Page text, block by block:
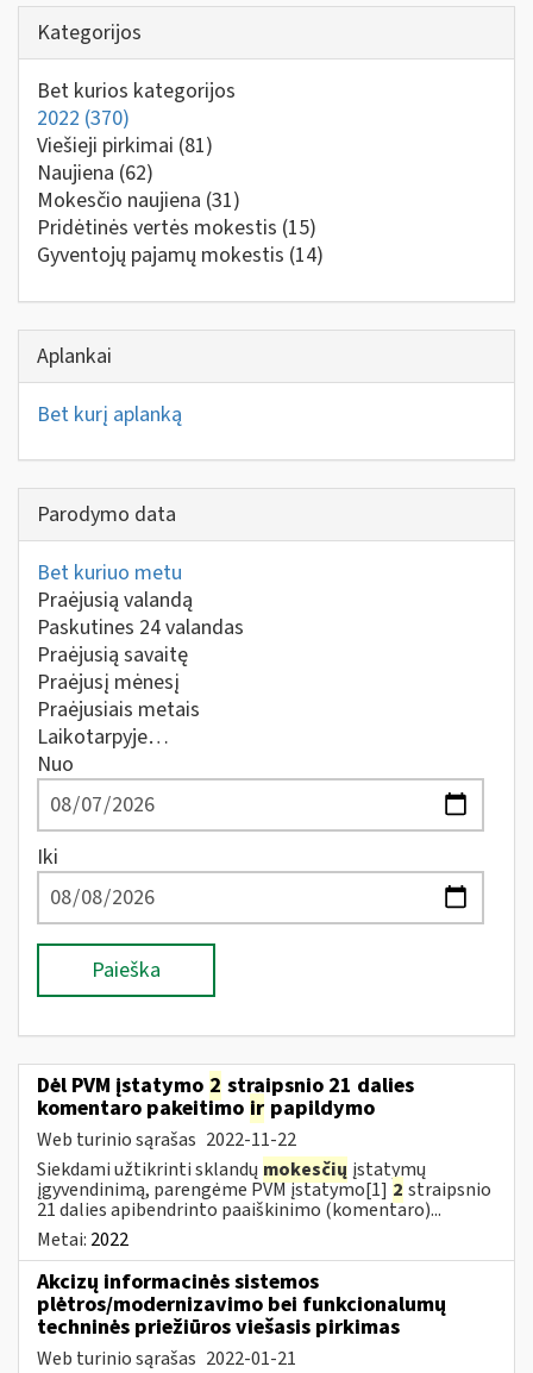
Kategorijos
Bet kurios kategorijos
2022 (370)
Viešieji pirkimai (81)
Naujiena (62)
Mokesčio naujiena (31)
Pridėtinės vertės mokestis (15)
Gyventojų pajamų mokestis (14)
Aplankai
Bet kurį aplanką
Parodymo data
Bet kuriuo metu
Praėjusią valandą
Paskutines 24 valandas
Praėjusią savaitę
Praėjusį mėnesį
Praėjusiais metais
Laikotarpyje…
Nuo
Iki
Paieška
Dėl PVM įstatymo 2 straipsnio 21 dalies
komentaro pakeitimo ir papildymo
Web turinio sąrašas 2022-11-22
Siekdami užtikrinti sklandų mokesčių įstatymų
įgyvendinimą, parengėme PVM įstatymo[1] 2 straipsnio
21 dalies apibendrinto paaiškinimo (komentaro)...
Metai: 2022
Akcizų informacinės sistemos
plėtros/modernizavimo bei funkcionalumų
techninės priežiūros viešasis pirkimas
Web turinio sąrašas 2022-01-21